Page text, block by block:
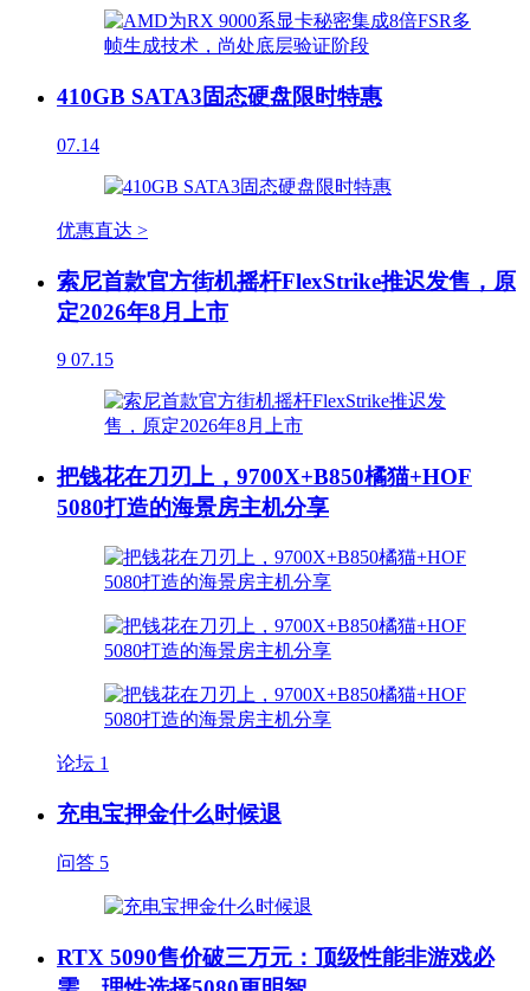
410GB SATA3固态硬盘限时特惠
07.14
优惠直达 >
索尼首款官方街机摇杆FlexStrike推迟发售，原
定2026年8月上市
9 07.15
把钱花在刀刃上，9700X+B850橘猫+HOF
5080打造的海景房主机分享
论坛 1
充电宝押金什么时候退
问答 5
RTX 5090售价破三万元：顶级性能非游戏必